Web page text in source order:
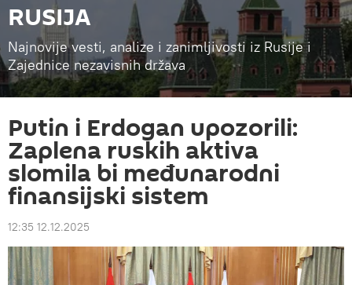
RUSIJA
Najnovije vesti, analize i zanimljivosti iz Rusije i
Zajednice nezavisnih država
Putin i Erdogan upozorili:
Zaplena ruskih aktiva
slomila bi međunarodni
finansijski sistem
12:35 12.12.2025